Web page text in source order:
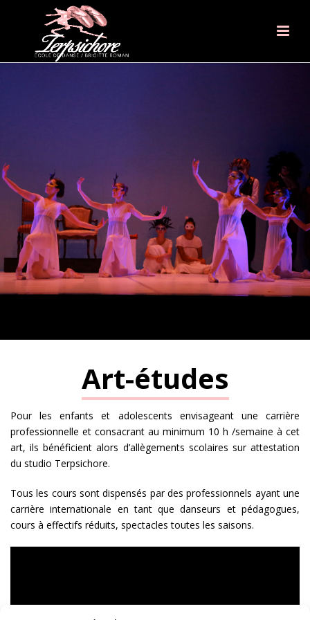
Art-études
Pour les enfants et adolescents envisageant une carrière
professionnelle et consacrant au minimum 10 h /semaine à cet
art, ils bénéficient alors d’allègements scolaires sur attestation
du studio Terpsichore.
Tous les cours sont dispensés par des professionnels ayant une
carrière internationale en tant que danseurs et pédagogues,
cours à effectifs réduits, spectacles toutes les saisons.